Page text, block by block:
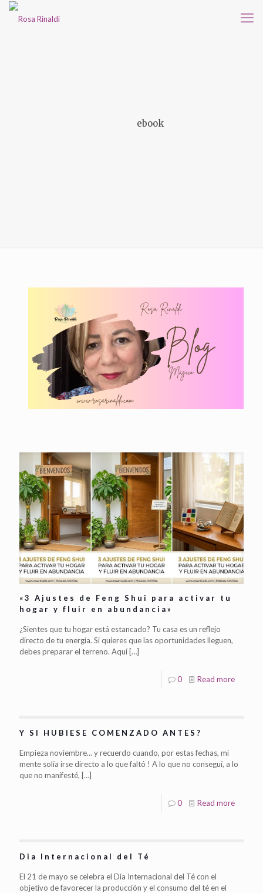
ebook
«3 Ajustes de Feng Shui para activar tu
hogar y fluir en abundancia»
¿Sientes que tu hogar está estancado? Tu casa es un reflejo
directo de tu energía. Si quieres que las oportunidades lleguen,
debes preparar el terreno. Aquí […]
0 Read more
Y SI HUBIESE COMENZADO ANTES?
Empieza noviembre… y recuerdo cuando, por estas fechas, mi
mente solía irse directo a lo que faltó ! A lo que no conseguí, a lo
que no manifesté, […]
0 Read more
Dia Internacional del Té
El 21 de mayo se celebra el Día Internacional del Té con el
objetivo de favorecer la producción y el consumo del té en el